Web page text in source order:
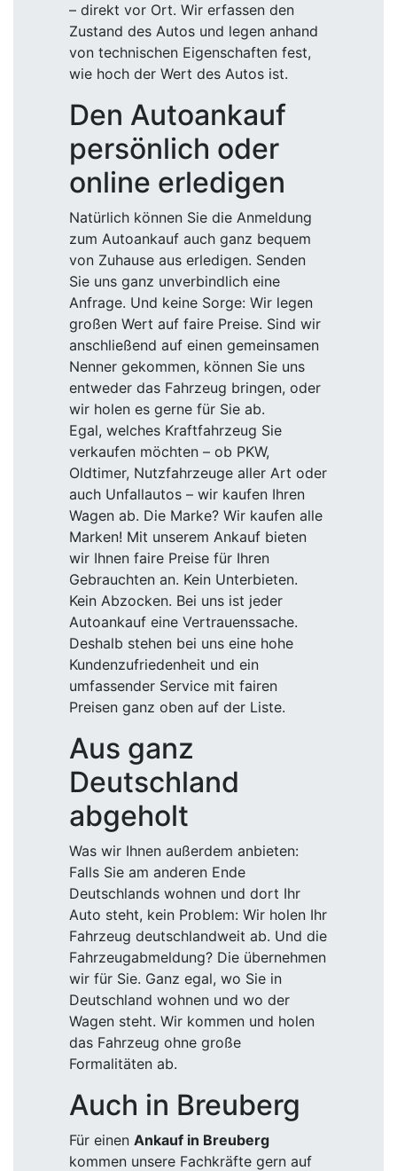
– direkt vor Ort. Wir erfassen den
Zustand des Autos und legen anhand
von technischen Eigenschaften fest,
wie hoch der Wert des Autos ist.
Den Autoankauf
persönlich oder
online erledigen
Natürlich können Sie die Anmeldung
zum Autoankauf auch ganz bequem
von Zuhause aus erledigen. Senden
Sie uns ganz unverbindlich eine
Anfrage. Und keine Sorge: Wir legen
großen Wert auf faire Preise. Sind wir
anschließend auf einen gemeinsamen
Nenner gekommen, können Sie uns
entweder das Fahrzeug bringen, oder
wir holen es gerne für Sie ab.
Egal, welches Kraftfahrzeug Sie
verkaufen möchten – ob PKW,
Oldtimer, Nutzfahrzeuge aller Art oder
auch Unfallautos – wir kaufen Ihren
Wagen ab. Die Marke? Wir kaufen alle
Marken! Mit unserem Ankauf bieten
wir Ihnen faire Preise für Ihren
Gebrauchten an. Kein Unterbieten.
Kein Abzocken. Bei uns ist jeder
Autoankauf eine Vertrauenssache.
Deshalb stehen bei uns eine hohe
Kundenzufriedenheit und ein
umfassender Service mit fairen
Preisen ganz oben auf der Liste.
Aus ganz
Deutschland
abgeholt
Was wir Ihnen außerdem anbieten:
Falls Sie am anderen Ende
Deutschlands wohnen und dort Ihr
Auto steht, kein Problem: Wir holen Ihr
Fahrzeug deutschlandweit ab. Und die
Fahrzeugabmeldung? Die übernehmen
wir für Sie. Ganz egal, wo Sie in
Deutschland wohnen und wo der
Wagen steht. Wir kommen und holen
das Fahrzeug ohne große
Formalitäten ab.
Auch in Breuberg
Für einen Ankauf in Breuberg
kommen unsere Fachkräfte gern auf